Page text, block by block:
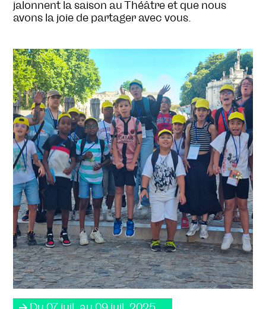
jalonnent la saison au Théâtre et que nous
avons la joie de partager avec vous.